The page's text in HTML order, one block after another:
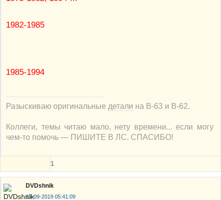
1982-1985
1985-1994
Разыскиваю оригинальные детали на В-63 и В-62.
Коллеги, темы читаю мало, нету времени... если могу
чем-то помочь — ПИШИТЕ В ЛС. СПАСИБО!
1
DVDshnik
23-09-2019 05:41:09